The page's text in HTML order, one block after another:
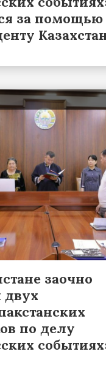
за помощью
заочно
двух
по делу